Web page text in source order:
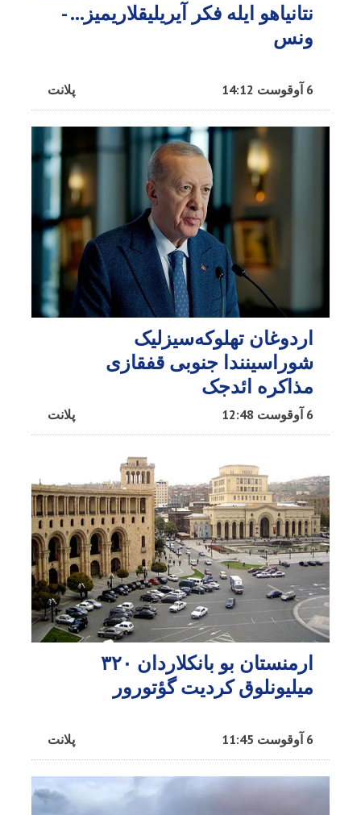
نتانیاهو ایله فکر آیریلیقلاریمیز… -
ونس
پلانت 6 آوقوست 14:12
اردوغان تهلوکه‌سیزلیک
شوراسینندا جنوبی قفقازی
مذاکره ائد‌جک
پلانت 6 آوقوست 12:48
ارمنستان بو بانکلاردان ۳۲۰
میلیونلوق کردیت گؤتورور
پلانت 6 آوقوست 11:45